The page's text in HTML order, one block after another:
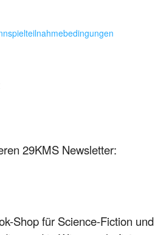
29KMS Newsletter:
Shop für Science-Fiction und